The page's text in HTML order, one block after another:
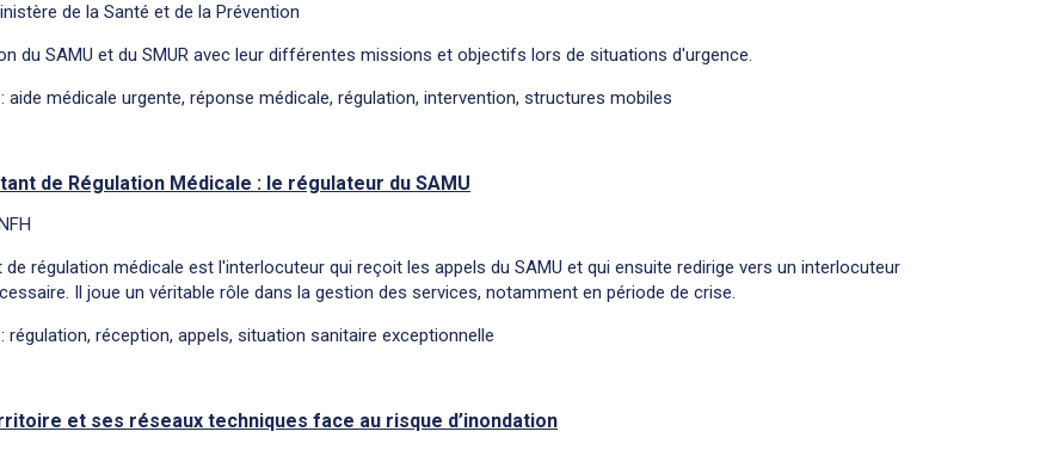
de la Santé et de la Prévention
du SAMU et du SMUR avec leur différentes missions et objectifs lors de situations d'urgence.
aide médicale urgente, réponse médicale, régulation, intervention, structures mobiles
de Régulation Médicale : le régulateur du SAMU
de régulation médicale est l'interlocuteur qui reçoit les appels du SAMU et qui ensuite redirige vers un interlocuteur
Il joue un véritable rôle dans la gestion des services, notamment en période de crise.
régulation, réception, appels, situation sanitaire exceptionnelle
et ses réseaux techniques face au risque d’inondation